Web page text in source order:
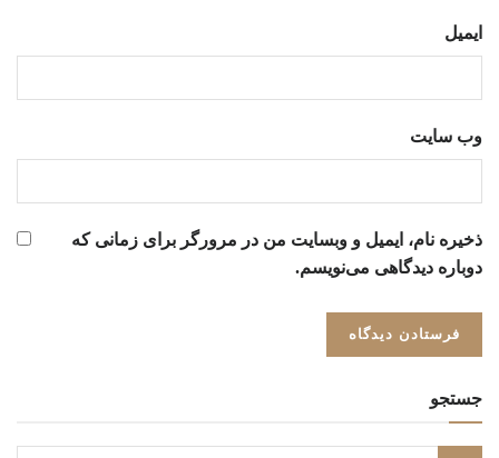
ایمیل
وب‌ سایت
ذخیره نام، ایمیل و وبسایت من در مرورگر برای زمانی که
دوباره دیدگاهی می‌نویسم.
جستجو